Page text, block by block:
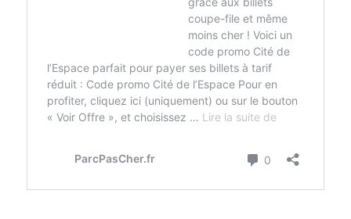
astronautes » pour appréhender les
compétences à avoir pour devenir
astronaute. « Le Carré de l’Actu »,
nouvel espace dédié à l’actualité
spatiale permettant de suivre les
l’ISS.
Nouveauté(s) 2022 : les répliques